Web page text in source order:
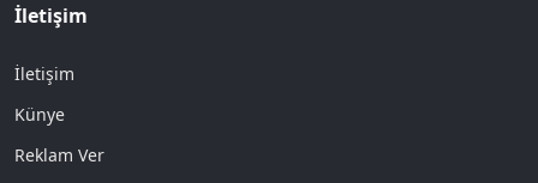
İletişim
İletişim
Künye
Reklam Ver